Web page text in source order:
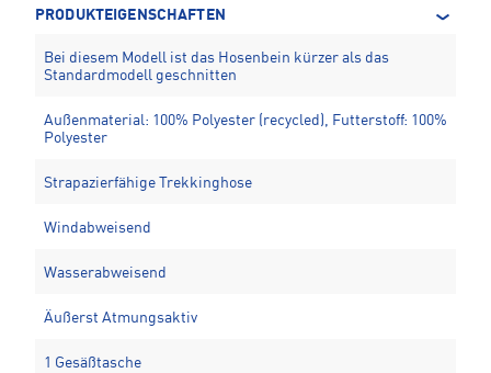
PRODUKTEIGENSCHAFTEN
Bei diesem Modell ist das Hosenbein kürzer als das
Standardmodell geschnitten
Außenmaterial: 100% Polyester (recycled), Futterstoff: 100%
Polyester
Strapazierfähige Trekkinghose
Windabweisend
Wasserabweisend
Äußerst Atmungsaktiv
1 Gesäßtasche